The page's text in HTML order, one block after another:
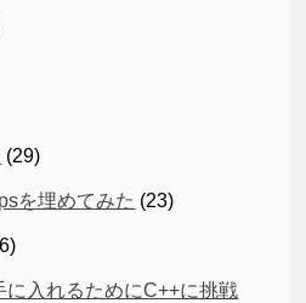
(29)
を埋めてみた (23)
に入れるためにC++に挑戦